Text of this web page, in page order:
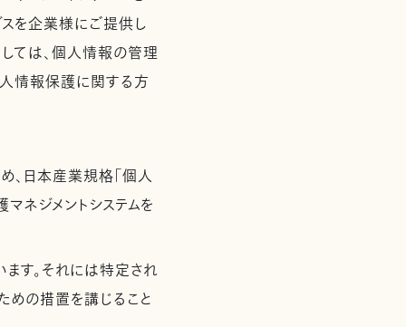
スを企業様にご提供し
ては、個人情報の管理
人情報保護に関する方
、日本産業規格「個人
ネジメントシステムを
す。それには特定され
の措置を講じること